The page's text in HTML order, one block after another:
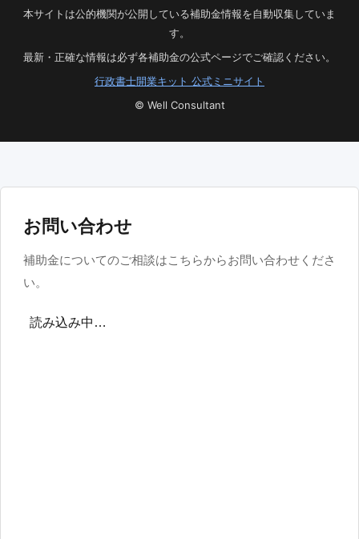
本サイトは公的機関が公開している補助金情報を自動収集していま
す。
最新・正確な情報は必ず各補助金の公式ページでご確認ください。
行政書士開業キット 公式ミニサイト
© Well Consultant
お問い合わせ
補助金についてのご相談はこちらからお問い合わせくださ
い。